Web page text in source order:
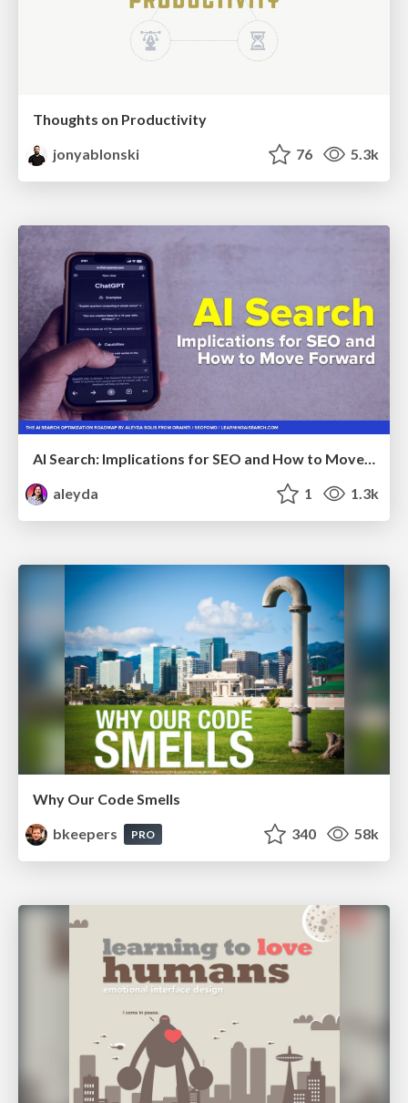
Thoughts on Productivity
jonyablonski
76 5.3k
AI Search: Implications for SEO and How to Move Forward - #ShenzhenSEOConference
aleyda
1 1.3k
Why Our Code Smells
bkeepers
PRO 340 58k